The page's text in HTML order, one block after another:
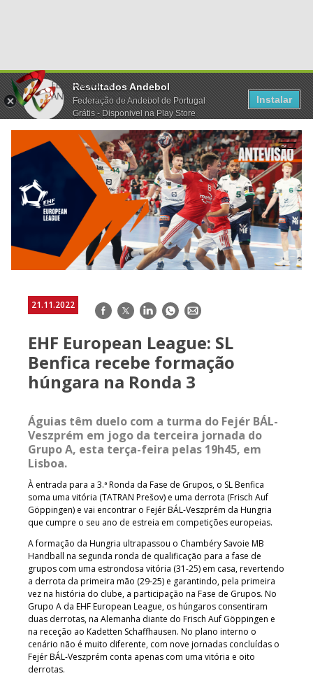
Resultados Andebol
Federação de Andebol de Portugal
Grátis - Disponivel na Play Store
Instalar
21.11.2022 Facebook
TwitterLinkedInWhatsApp
E-
EHF European League: SL
Benfica recebe formação
húngara na Ronda 3
Águias têm duelo com a turma do Fejér BÁL-
Veszprém em jogo da terceira jornada do
Grupo A, esta terça-feira pelas 19h45, em
Lisboa.
À entrada para a 3.ª Ronda da Fase de Grupos, o SL Benfica
soma uma vitória (TATRAN Prešov) e uma derrota (Frisch Auf
Göppingen) e vai encontrar o Fejér BÁL-Veszprém da Hungria
que cumpre o seu ano de estreia em competições europeias.
A formação da Hungria ultrapassou o Chambéry Savoie MB
Handball na segunda ronda de qualificação para a fase de
grupos com uma estrondosa vitória (31-25) em casa, revertendo
a derrota da primeira mão (29-25) e garantindo, pela primeira
vez na história do clube, a participação na Fase de Grupos. No
Grupo A da EHF European League, os húngaros consentiram
duas derrotas, na Alemanha diante do Frisch Auf Göppingen e
na receção ao Kadetten Schaffhausen. No plano interno o
cenário não é muito diferente, com nove jornadas concluídas o
Fejér BÁL-Veszprém conta apenas com uma vitória e oito
derrotas.